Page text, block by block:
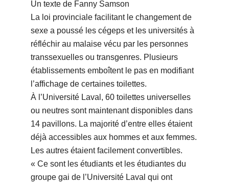
Un texte de Fanny Samson
La loi provinciale facilitant le changement de
sexe a poussé les cégeps et les universités à
réfléchir au malaise vécu par les personnes
transsexuelles ou transgenres. Plusieurs
établissements emboîtent le pas en modifiant
l’affichage de certaines toilettes.
À l’Université Laval, 60 toilettes universelles
ou neutres sont maintenant disponibles dans
14 pavillons. La majorité d’entre elles étaient
déjà accessibles aux hommes et aux femmes.
Les autres étaient facilement convertibles.
« Ce sont les étudiants et les étudiantes du
groupe gai de l’Université Laval qui ont